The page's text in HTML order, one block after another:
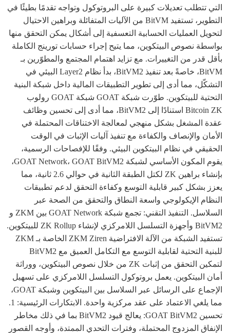
التي تتطلب تعديلات كبيرة على البروتوكول وتواجه تقدمًا بطيئًا في
التطوير، تستفيد BitVM من الآليات المتفائلة وبراهين الاحتيال
لتحويل العمليات الحسابية التعسفية إلى أشكال يمكن التحقق منها
بواسطة نصوص البيتكوين، مما يتيح إجراء حسابات تورينج الكاملة
بأقل قدر من التغييرات. مع تزايد اهتمام المجتمع والمطوّرين بـ
BitVM، خاصةً بعد تنفيذ BitVM2، بدأ نظام Layer2 البيئي في
التشكّل، مما أدى إلى تطوير التطبيقات المالية داخل شبكة البنية
التحتية للبيتكوين. طوّرت شبكة GOAT شبكة GOAT رولوب
Bitcoin ZK استنادًا إلى BitVM2، مما أدى إلى تحسين وظائف
عقدة المشغل بشكل منهجي لمعالجة الاختناقات المحتملة في
الأمان والإنصاف والكفاءة مع تنفيذ آليات الإثبات في الوقت
الحقيقي في نظام البيتكوين البيئي. وفقًا للإفصاحات الرسمية،
يقوم المكون الأساسي لشبكة GOAT Network، GOAT BitVM2،
بإنشاء براهين ZK لكتل الطبقة الثانية في حوالي 2.6 ثانية، مما
يعزز بشكل كبير قابلية التوسع وكفاءة التحقق لدعم تطبيقات
النظام الإيكولوجي واسعة النطاق والتحقق من الصحة عبر
السلاسل. التنفيذ التقني: تجمع شبكة GOAT Network بين ZKM و
BitVM2 وأجهزة التسلسل اللامركزي لإنشاء ZK Rollup للبيتكوين.
تستفيد الشبكة من الآلة الافتراضية ZKM Ziren الخاصة بـ ZKM
للبنية التحتية لقابلية التوسع مع التكامل العميق مع BitVM2
لتمكين التحقق من إثبات ZK من خلال نصوص البيتكوين، ووراثة
أمان البيتكوين. يعمل بروتوكول التسلسل اللامركزي على تسهيل
الإجماع على الرسائل عبر السلاسل بين البيتكوين وشبكة GOAT،
مما يلغي الاعتماد على عقد مركزية واحدة. الابتكارات الرئيسية: 1.
تحسين GOAT BitVM2: يعالج قيود BitVM2 بما في ذلك مخاطر
الإنفاق المزدوج المحتملة، وفترات التحدي الممتدة، وأوجه القصور